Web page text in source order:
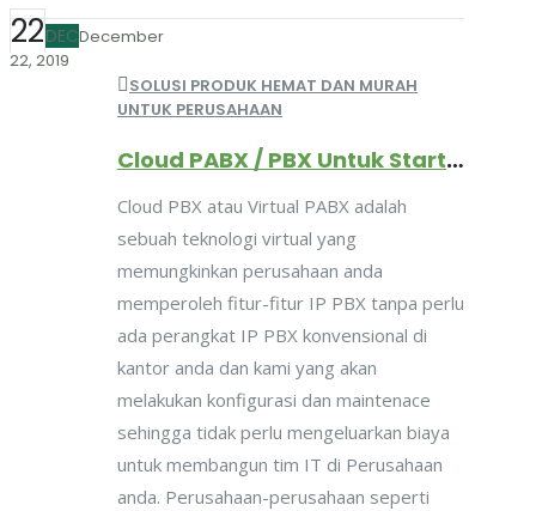
22DECDecember
22, 2019
SOLUSI PRODUK HEMAT DAN MURAH
UNTUK PERUSAHAAN
Cloud PABX / PBX Untuk StartUP dan Perusahaan Kecil Menengah
Cloud PBX atau Virtual PABX adalah
sebuah teknologi virtual yang
memungkinkan perusahaan anda
memperoleh fitur-fitur IP PBX tanpa perlu
ada perangkat IP PBX konvensional di
kantor anda dan kami yang akan
melakukan konfigurasi dan maintenace
sehingga tidak perlu mengeluarkan biaya
untuk membangun tim IT di Perusahaan
anda. Perusahaan-perusahaan seperti